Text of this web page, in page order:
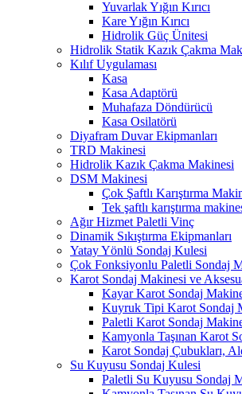
Yuvarlak Yığın Kırıcı
Kare Yığın Kırıcı
Hidrolik Güç Ünitesi
Hidrolik Statik Kazık Çakma
Kılıf Uygulaması
Kasa
Kasa Adaptörü
Muhafaza Döndürücü
Kasa Osilatörü
Diyafram Duvar Ekipmanları
TRD Makinesi
Hidrolik Kazık Çakma Makinesi
DSM Makinesi
Çok Şaftlı Karıştırma
Tek şaftlı karıştırma
Ağır Hizmet Paletli Vinç
Dinamik Sıkıştırma Ekipmanları
Yatay Yönlü Sondaj Kulesi
Çok Fonksiyonlu Paletli Sondaj
Karot Sondaj Makinesi ve
Kayar Karot Sondaj
Kuyruk Tipi Karot Sondaj
Paletli Karot Sondaj
Kamyonla Taşınan Karot
Karot Sondaj Çubukları,
Su Kuyusu Sondaj Kulesi
Paletli Su Kuyusu Sondaj